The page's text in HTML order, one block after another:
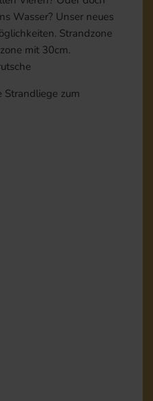
Wasser? Unser neues
Strandzone
mit 30cm.
Strandliege zum